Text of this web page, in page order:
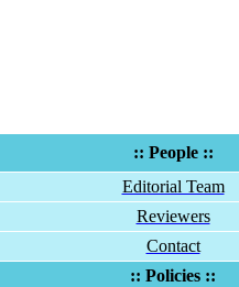
:: People ::
Editorial Team
Reviewers
Contact
:: Policies ::